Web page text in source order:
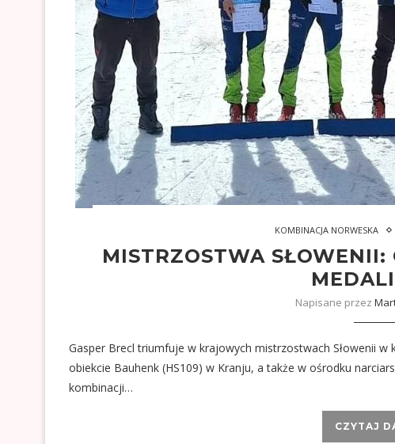
KOMBINACJA NORWESKA
MISTRZOSTWA SŁOWENII:
Napisane przez
Gasper Brecl triumfuje w krajowych mistrzostwach Słowenii
obiekcie Bauhenk (HS109) w Kranju, a także w ośrodku
kombinacji…
CZYTAJ